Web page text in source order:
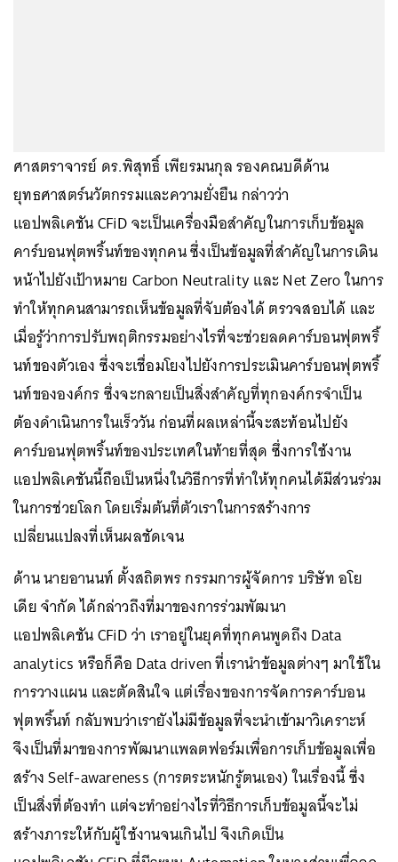
ศาสตราจารย์ ดร.พิสุทธิ์ เพียรมนกุล รองคณบดีด้าน
ยุทธศาสตร์นวัตกรรมและความยั่งยืน กล่าวว่า
แอปพลิเคชัน CFiD จะเป็นเครื่องมือสำคัญในการเก็บข้อมูล
คาร์บอนฟุตพริ้นท์ของทุกคน ซึ่งเป็นข้อมูลที่สำคัญในการเดิน
หน้าไปยังเป้าหมาย Carbon Neutrality และ Net Zero ในการ
ทำให้ทุกคนสามารถเห็นข้อมูลที่จับต้องได้ ตรวจสอบได้ และ
เมื่อรู้ว่าการปรับพฤติกรรมอย่างไรที่จะช่วยลดคาร์บอนฟุตพริ้
นท์ของตัวเอง ซึ่งจะเชื่อมโยงไปยังการประเมินคาร์บอนฟุตพริ้
นท์ขององค์กร ซึ่งจะกลายเป็นสิ่งสำคัญที่ทุกองค์กรจำเป็น
ต้องดำเนินการในเร็ววัน ก่อนที่ผลเหล่านี้จะสะท้อนไปยัง
คาร์บอนฟุตพริ้นท์ของประเทศในท้ายที่สุด ซึ่งการใช้งาน
แอปพลิเคชันนี้ถือเป็นหนึ่งในวิธีการที่ทำให้ทุกคนได้มีส่วนร่วม
ในการช่วยโลก โดยเริ่มต้นที่ตัวเราในการสร้างการ
เปลี่ยนแปลงที่เห็นผลชัดเจน
ด้าน นายอานนท์ ตั้งสถิตพร กรรมการผู้จัดการ บริษัท อโย
เดีย จำกัด ได้กล่าวถึงที่มาของการร่วมพัฒนา
แอปพลิเคชัน CFiD ว่า เราอยู่ในยุคที่ทุกคนพูดถึง Data
analytics หรือก็คือ Data driven ที่เรานำข้อมูลต่างๆ มาใช้ใน
การวางแผน และตัดสินใจ แต่เรื่องของการจัดการคาร์บอน
ฟุตพริ้นท์ กลับพบว่าเรายังไม่มีข้อมูลที่จะนำเข้ามาวิเคราะห์
จึงเป็นที่มาของการพัฒนาแพลตฟอร์มเพื่อการเก็บข้อมูลเพื่อ
สร้าง Self-awareness (การตระหนักรู้ตนเอง) ในเรื่องนี้ ซึ่ง
เป็นสิ่งที่ต้องทำ แต่จะทำอย่างไรที่วิธีการเก็บข้อมูลนี้จะไม่
สร้างภาระให้กับผู้ใช้งานจนเกินไป จึงเกิดเป็น